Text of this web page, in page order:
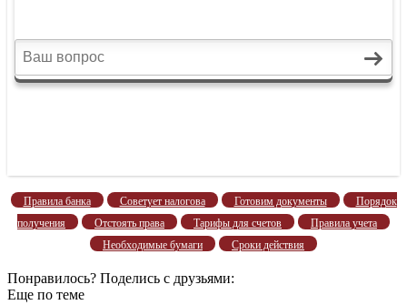
Правила банка Советует налогова Готовим документы
Порядок
получения
Отстоять права Тарифы для счетов
Правила учета
Необходимые бумаги
Сроки действия
Понравилось? Поделись с друзьями:
Еще по теме